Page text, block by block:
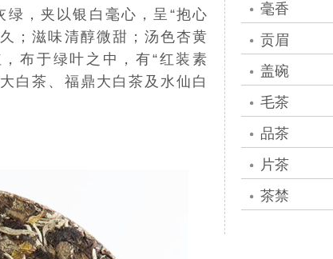
绿，夹以银 白毫心，呈“抱心
；滋味清醇微甜；汤色杏黄
布于绿叶之中，有“红装素
白茶、 福鼎大白茶及 水仙 白
毫香
贡眉
盖碗
毛茶
品茶
片茶
茶禁